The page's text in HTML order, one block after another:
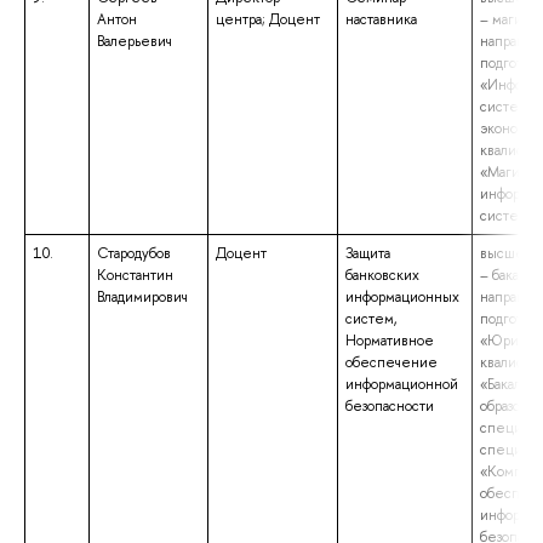
Антон
Валерьевич
центра; Доцент
наставника
–
системы
«Магистр
систем»
10.
Стародубов
Константин
Владимирович
Доцент
Защита
банковских
информационных
систем,
Нормативное
обеспечение
информационной
безопасности
высшее
–